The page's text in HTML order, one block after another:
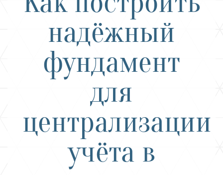
надёжный
фундамент
для
централизации
учёта в